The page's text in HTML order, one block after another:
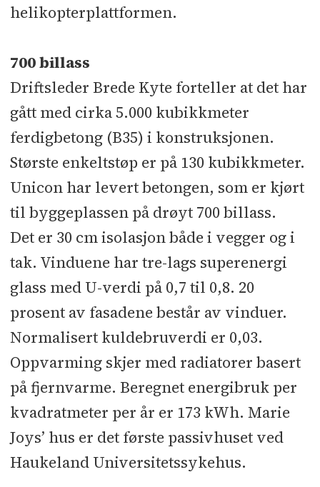
helikopterplattformen.
700 billass
Driftsleder Brede Kyte forteller at det har
gått med cirka 5.000 kubikkmeter
ferdigbetong (B35) i konstruksjonen.
Største enkeltstøp er på 130 kubikkmeter.
Unicon har levert betongen, som er kjørt
til byggeplassen på drøyt 700 billass.
Det er 30 cm isolasjon både i vegger og i
tak. Vinduene har tre-lags superenergi
glass med U-verdi på 0,7 til 0,8. 20
prosent av fasadene består av vinduer.
Normalisert kuldebruverdi er 0,03.
Oppvarming skjer med radiatorer basert
på fjernvarme. Beregnet energibruk per
kvadratmeter per år er 173 kWh. Marie
Joys’ hus er det første passivhuset ved
Haukeland Universitetssykehus.